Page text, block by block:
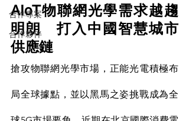
合作專案
合作夥伴
AIoT物聯網光學需求越趨
明朗　打入中國智慧城市
供應鏈
搶攻物聯網光學市場，正能光電積極布
局全球據點，並以黑馬之姿挑戰成為全